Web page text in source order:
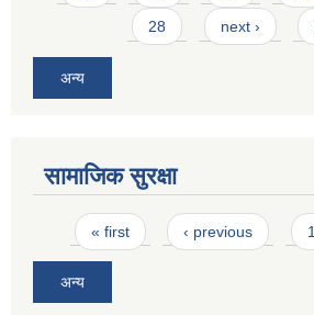
28 next ›
अन्य
सामाजिक सुरक्षा
Pages
« first ‹ previous 1
अन्य